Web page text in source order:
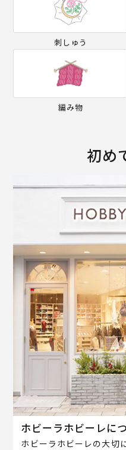
刺しゅう
編み物
初め
ホビーラホビーレに
ホビーラホビーレの大切